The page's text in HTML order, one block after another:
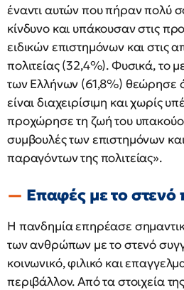
έναντι αυτών που πήραν πολύ
κίνδυνο και υπάκουσαν στις
ειδικών επιστημόνων και στις
πολιτείας (32,4%). Φυσικά, το
των Ελλήνων (61,8%) θεώρησε
είναι διαχειρίσιμη και χωρίς
προχώρησε τη ζωή του
συμβουλές των επιστημόνων
παραγόντων της πολιτείας».
Επαφές με το στενό
Η πανδημία επηρέασε
των ανθρώπων με το στενό
κοινωνικό, φιλικό και
περιβάλλον. Από τα στοιχεία